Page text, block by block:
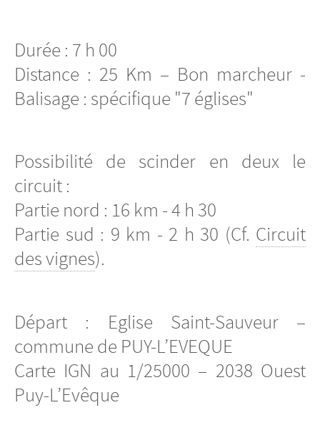
Durée : 7 h 00
Distance : 25 Km – Bon marcheur -
Balisage : spécifique "7 églises"
Possibilité de scinder en deux le
circuit :
Partie nord : 16 km - 4 h 30
Partie sud : 9 km - 2 h 30 (Cf. Circuit
des vignes).
Départ : Eglise Saint-Sauveur –
commune de PUY-L’EVEQUE
Carte IGN au 1/25000 – 2038 Ouest
Puy-L’Evêque